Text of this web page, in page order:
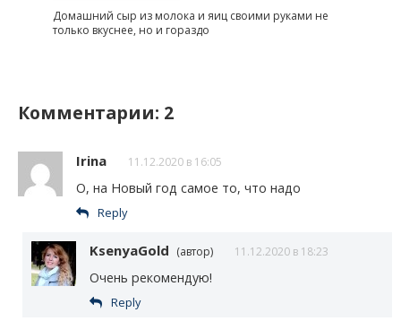
Домашний сыр из молока и яиц своими руками не
только вкуснее, но и гораздо
Комментарии: 2
Irina 11.12.2020 в 16:05
О, на Новый год самое то, что надо
Reply
KsenyaGold (автор) 11.12.2020 в 18:23
Очень рекомендую!
Reply